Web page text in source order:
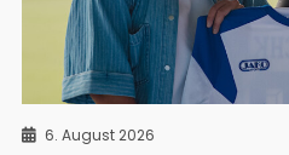
6. August 2026